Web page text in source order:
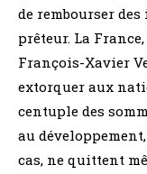
de rembourser
prêteur. La
François-Xavier
extorquer aux
centuple des
au
cas, ne quittent